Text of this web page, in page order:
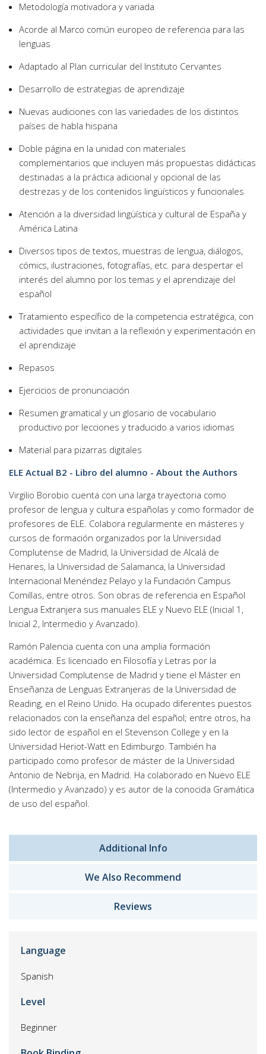
Metodología motivadora y variada
Acorde al Marco común europeo de referencia para las
lenguas
Adaptado al Plan curricular del Instituto Cervantes
Desarrollo de estrategias de aprendizaje
Nuevas audiciones con las variedades de los distintos
países de habla hispana
Doble página en la unidad con materiales
complementarios que incluyen más propuestas didácticas
destinadas a la práctica adicional y opcional de las
destrezas y de los contenidos lingüísticos y funcionales
Atención a la diversidad lingüística y cultural de España y
América Latina
Diversos tipos de textos, muestras de lengua, diálogos,
cómics, ilustraciones, fotografías, etc. para despertar el
interés del alumno por los temas y el aprendizaje del
español
Tratamiento específico de la competencia estratégica, con
actividades que invitan a la reflexión y experimentación en
el aprendizaje
Repasos
Ejercicios de pronunciación
Resumen gramatical y un glosario de vocabulario
productivo por lecciones y traducido a varios idiomas
Material para pizarras digitales
ELE Actual B2 - Libro del alumno - About the Authors
Virgilio Borobio cuenta con una larga trayectoria como
profesor de lengua y cultura españolas y como formador de
profesores de ELE. Colabora regularmente en másteres y
cursos de formación organizados por la Universidad
Complutense de Madrid, la Universidad de Alcalá de
Henares, la Universidad de Salamanca, la Universidad
Internacional Menéndez Pelayo y la Fundación Campus
Comillas, entre otros. Son obras de referencia en Español
Lengua Extranjera sus manuales ELE y Nuevo ELE (Inicial 1,
Inicial 2, Intermedio y Avanzado).
Ramón Palencia cuenta con una amplia formación
académica. Es licenciado en Filosofía y Letras por la
Universidad Complutense de Madrid y tiene el Máster en
Enseñanza de Lenguas Extranjeras de la Universidad de
Reading, en el Reino Unido. Ha ocupado diferentes puestos
relacionados con la enseñanza del español; entre otros, ha
sido lector de español en el Stevenson College y en la
Universidad Heriot-Watt en Edimburgo. También ha
participado como profesor de máster de la Universidad
Antonio de Nebrija, en Madrid. Ha colaborado en Nuevo ELE
(Intermedio y Avanzado) y es autor de la conocida Gramática
de uso del español.
Additional Info
We Also Recommend
Reviews
Language
Spanish
Level
Beginner